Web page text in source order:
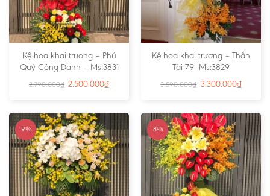
Kệ hoa khai trương – Phú
Quý Công Danh – Ms:3831
2.790.000₫ 2.500.000₫
Kệ hoa khai trương – Thần
Tài 79- Ms:3829
3.590.000₫ 3.300.000₫
-9% -8%